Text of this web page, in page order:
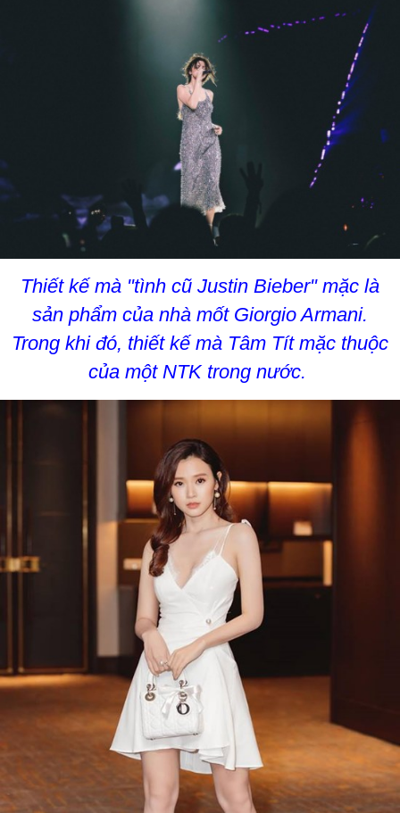
Thiết kế mà "tình cũ Justin Bieber" mặc là
sản phẩm của nhà mốt Giorgio Armani.
Trong khi đó, thiết kế mà Tâm Tít mặc thuộc
của một NTK trong nước.